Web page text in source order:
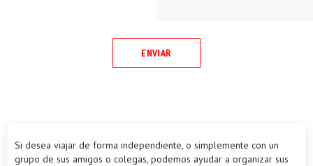
Si desea viajar de forma independiente, o simplemente con un
grupo de sus amigos o colegas, podemos ayudar a organizar sus